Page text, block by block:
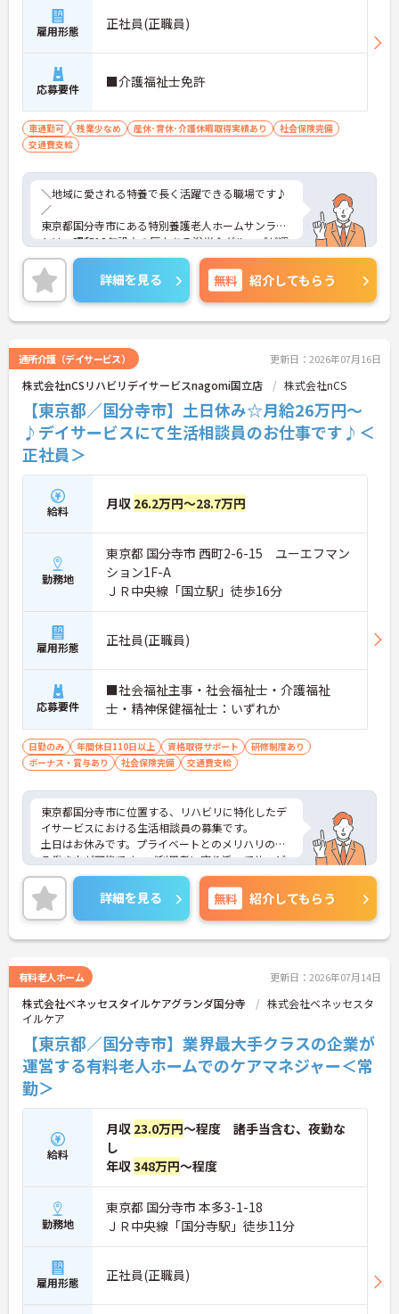
・機器の導入にあたっては誰でも使いこなせるよう
丁寧な指導を実施しています
【生活を支える充実の福利厚生】
・住宅手当や子供手当などご家族の生活もサポート
する手当を完備しています
・1食300円で施設と同じ食事が食べられる食事補助
制度を利用できます ・徒歩や自転車の通勤手当も用
意しています
雇用形態 正社員(正職員)
応募要件 ■介護福祉士免許
車通勤可 残業少なめ 産休･育休･介護休暇取得実績あり
社会保険完備
交通費支給
＼地域に愛される特養で長く活躍できる職場です♪
／
東京都国分寺市にある特別養護老人ホームサンライ
トは、昭和12年設立の歴史ある浴光会グループが運
営する特別養護老人ホームです。地域貢献を大切に
しながら、特養・病院・訪問看護・保育事業など幅
広いサービスを展開しています。
サンライトでは完全ユニットケアを実施し、看取り
介護にも対応。ご利用者様一人ひとりに寄り添った
が充実しているほか、有給休暇の取得も推奨されて
おり、プライベートとの両立もしやすい環境です。
さらに法人内保育室や職員寮もあり、ライフステー
ジが変わっても安心して働けます。研修制度や資格
取得支援も整っているため、介護福祉士としてさら
にスキルアップしたい方にもおすすめの求人です。
――――――――――――――― ■ 「年間休日124日」のゆとりある働き方♪ ―――――――――――――――
お休みをしっかり確保しながら働ける環境です。
日、年末年始休暇5日 ・有給休暇取得を積極推奨
→ ワークライフバランスを大切にしたい方にもぴっ
たりです。
――――――――――――――― ■ 学び続けられる成長サポートが充実！ ―――――――――――――――
介護職として専門性を高められる環境です。
・法人内で研修制度を実施 ・介護キャリア段位制度
を導入 ・施設内アセッサー配置 ・たんの吸引資格取
得支援あり
→ スキルアップやキャリア形成をしっかり応援して
くれます。
福利厚生が充実していることも魅力です。
・法人内保育室あり ・病児保育利用可能 ・住宅手当
支給 ・職員寮完備 ・育児休業取得実績あり
す。
詳細を見る 無料 紹介してもらう
通所介護（デイサービス） 更新日：2026年07月16日
株式会社nCSリハビリデイサービスnagomi国立店 株式会社nCS
【東京都／国分寺市】土日休み☆月給26万円～
♪デイサービスにて生活相談員のお仕事です♪＜
正社員＞
給料 月収 26.2万円～28.7万円
勤務地
東京都 国分寺市 西町2-6-15 ユーエフマン
ション1F-A
ＪＲ中央線「国立駅」徒歩16分
雇用形態 正社員(正職員)
応募要件
■社会福祉主事・社会福祉士・介護福祉
士・精神保健福祉士：いずれか
日勤のみ 年間休日110日以上 資格取得サポート
研修制度あり
ボーナス・賞与あり
社会保険完備 交通費支給
東京都国分寺市に位置する、リハビリに特化したデ
イサービスにおける生活相談員の募集です。
土日はお休みです。プライベートとのメリハリのあ
る働き方が可能です。ご利用者に寄り添ってサービ
スの提供を行っていただける方を募集しています。
ご興味のある方には、面接対策ポイントなど、さら
に詳細をご案内しますのでお気軽にご相談くださ
い！
詳細を見る 無料 紹介してもらう
有料老人ホーム 更新日：2026年07月14日
株式会社ベネッセスタイルケアグランダ国分寺
株式会社ベネッセスタ
イルケア
【東京都／国分寺市】業界最大手クラスの企業が
運営する有料老人ホームでのケアマネジャー＜常
勤＞
給料
月収 23.0万円～程度 諸手当含む、夜勤な
し
年収348万円～程度
勤務地
東京都 国分寺市 本多3-1-18
ＪＲ中央線「国分寺駅」徒歩11分
雇用形態 正社員(正職員)